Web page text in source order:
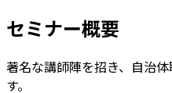
セミナー概要
著名な講師陣を招き、自治
す。